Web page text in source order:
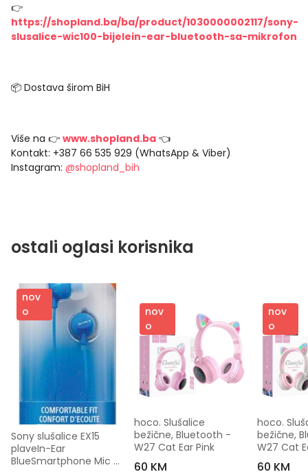
👉
https://shopland.ba/ba/product/1030000002117/sony-
slusalice-wic100-bijelein-ear-bluetooth-sa-mikrofon
📦 Dostava širom BiH
Više na 👉 www.shopland.ba 👈
Kontakt: +387 66 535 929 (WhatsApp & Viber)
Instagram: @shopland_bih
ostali oglasi korisnika
nov
o
Sony slušalice EX15
plaveIn-Ear
BlueSmartphone Mic
nov
o
hoco. Slušalice
bežične, Bluetooth -
W27 Cat Ear Pink
60 KM
nov
o
hoco.
bežične,
W27 Cat
60 KM